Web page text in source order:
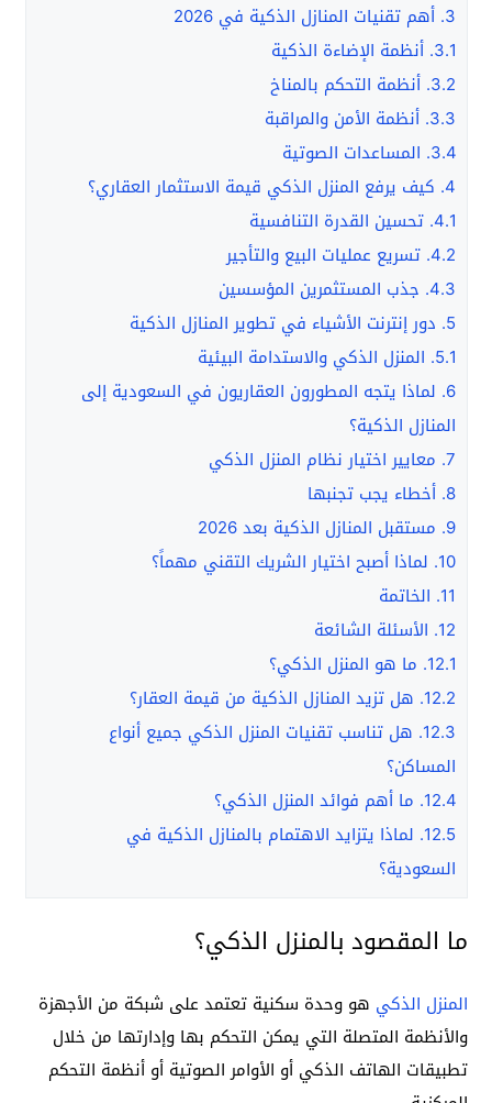
3. أهم تقنيات المنازل الذكية في 2026
3.1. أنظمة الإضاءة الذكية
3.2. أنظمة التحكم بالمناخ
3.3. أنظمة الأمن والمراقبة
3.4. المساعدات الصوتية
4. كيف يرفع المنزل الذكي قيمة الاستثمار العقاري؟
4.1. تحسين القدرة التنافسية
4.2. تسريع عمليات البيع والتأجير
4.3. جذب المستثمرين المؤسسين
5. دور إنترنت الأشياء في تطوير المنازل الذكية
5.1. المنزل الذكي والاستدامة البيئية
6. لماذا يتجه المطورون العقاريون في السعودية إلى
المنازل الذكية؟
7. معايير اختيار نظام المنزل الذكي
8. أخطاء يجب تجنبها
9. مستقبل المنازل الذكية بعد 2026
10. لماذا أصبح اختيار الشريك التقني مهماً؟
11. الخاتمة
12. الأسئلة الشائعة
12.1. ما هو المنزل الذكي؟
12.2. هل تزيد المنازل الذكية من قيمة العقار؟
12.3. هل تناسب تقنيات المنزل الذكي جميع أنواع
المساكن؟
12.4. ما أهم فوائد المنزل الذكي؟
12.5. لماذا يتزايد الاهتمام بالمنازل الذكية في
السعودية؟
ما المقصود بالمنزل الذكي؟
المنزل الذكي هو وحدة سكنية تعتمد على شبكة من الأجهزة
والأنظمة المتصلة التي يمكن التحكم بها وإدارتها من خلال
تطبيقات الهاتف الذكي أو الأوامر الصوتية أو أنظمة التحكم